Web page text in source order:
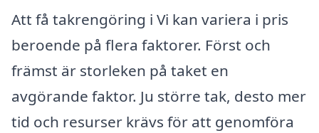
Att få takrengöring i Vi kan variera i pris
beroende på flera faktorer. Först och
främst är storleken på taket en
avgörande faktor. Ju större tak, desto mer
tid och resurser krävs för att genomföra